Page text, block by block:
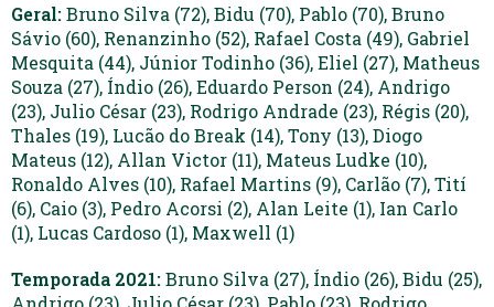
Geral:Bruno Silva (72), Bidu (70), Pablo (70), Bruno
Sávio (60), Renanzinho (52), Rafael Costa (49), Gabriel
Mesquita (44), Júnior Todinho (36), Eliel (27), Matheus
Souza (27), Índio (26), Eduardo Person (24), Andrigo
(23), Julio César (23), Rodrigo Andrade (23), Régis (20),
Thales (19), Lucão do Break (14), Tony (13), Diogo
Mateus (12), Allan Victor (11), Mateus Ludke (10),
Ronaldo Alves (10), Rafael Martins (9), Carlão (7), Tití
(6), Caio (3), Pedro Acorsi (2), Alan Leite (1), Ian Carlo
(1), Lucas Cardoso (1), Maxwell (1)
Temporada 2021:Bruno Silva (27), Índio (26), Bidu (25),